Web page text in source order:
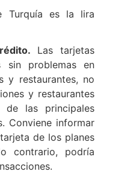
Turquía es la lira
Las tarjetas
sin problemas en
y restaurantes, no
y restaurantes
de las principales
Conviene informar
de los planes
contrario, podría